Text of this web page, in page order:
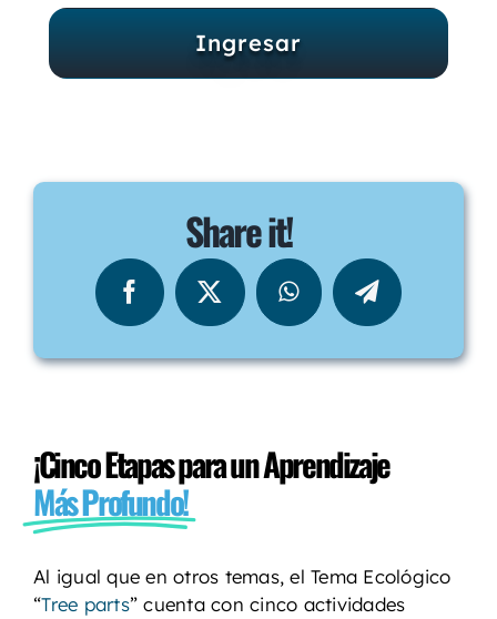
Ingresar
Share it!
¡Cinco Etapas para un Aprendizaje
Más Profundo!
Al igual que en otros temas, el Tema Ecológico
“Tree parts” cuenta con cinco actividades